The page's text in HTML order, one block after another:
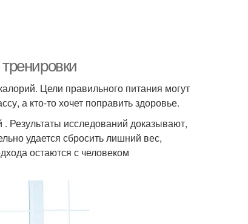
Цели правильного питания могут
а кто-то хочет поправить здоровье.
Результаты исследований доказывают,
удается сбросить лишний вес,
остаются с человеком